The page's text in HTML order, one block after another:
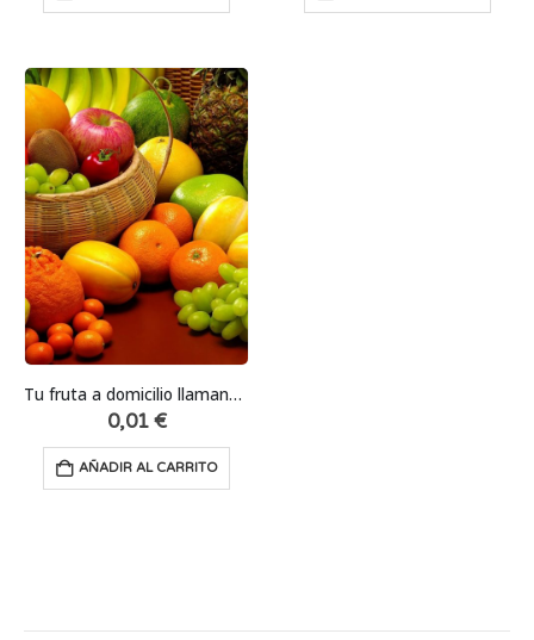
Tu fruta a domicilio llamando al 920 220 448
0,01 €
AÑADIR AL CARRITO